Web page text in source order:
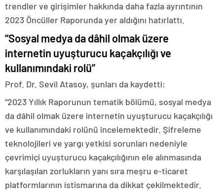
trendler ve girişimler hakkında daha fazla ayrıntının
2023 Öncüller Raporunda yer aldığını hatırlattı.
“Sosyal medya da dâhil olmak üzere
internetin uyuşturucu kaçakçılığı ve
kullanımındaki rolü”
Prof. Dr. Sevil Atasoy, şunları da kaydetti:
“2023 Yıllık Raporunun tematik bölümü, sosyal medya
da dâhil olmak üzere internetin uyuşturucu kaçakçılığı
ve kullanımındaki rolünü incelemektedir. Şifreleme
teknolojileri ve yargı yetkisi sorunları nedeniyle
çevrimiçi uyuşturucu kaçakçılığının ele alınmasında
karşılaşılan zorlukların yanı sıra meşru e-ticaret
platformlarının istismarına da dikkat çekilmektedir.